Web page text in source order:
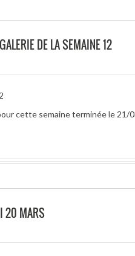
DE LA SEMAINE 12
cette semaine terminée le 21/
20 MARS